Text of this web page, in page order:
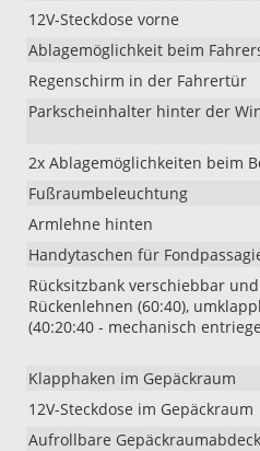
12V-Steckdose vorne
Ablagemöglichkeit beim
Regenschirm in der Fahrertür
Parkscheinhalter hinter der
2x Ablagemöglichkeiten beim
Fußraumbeleuchtung
Armlehne hinten
Handytaschen für
Rücksitzbank verschiebbar
Rückenlehnen (60:40),
(40:20:40 - mechanisch
Klapphaken im Gepäckraum
12V-Steckdose im Gepäckraum
Aufrollbare